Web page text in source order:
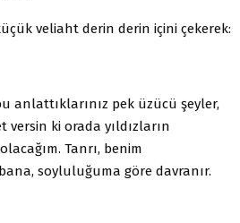
veliaht derin derin içini çekerek:
anlattıklarınız pek üzücü şeyler,
versin ki orada yıldızların
Tanrı, benim
soyluluğuma göre davranır.